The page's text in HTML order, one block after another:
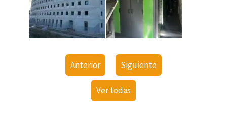
Anterior Siguiente
Ver todas